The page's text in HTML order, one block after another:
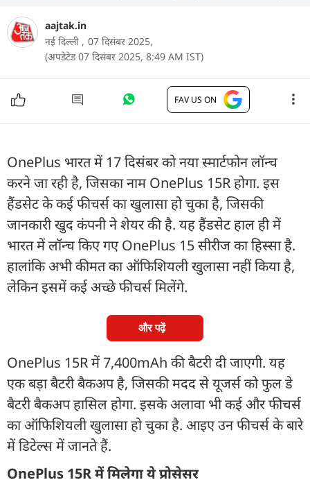
aajtak.in
नई दिल्ली , 07 दिसंबर 2025,
(अपडेटेड 07 दिसंबर 2025, 8:49 AM IST)
FAV US ON
OnePlus भारत में 17 दिसंबर को नया स्मार्टफोन लॉन्च
करने जा रही है, जिसका नाम OnePlus 15R होगा. इस
हैंडसेट के कई फीचर्स का खुलासा हो चुका है, जिसकी
जानकारी खुद कंपनी ने शेयर की है. यह हैंडसेट हाल ही में
भारत में लॉन्च किए गए OnePlus 15 सीरीज का हिस्सा है.
हालांकि अभी कीमत का ऑफिशियली खुलासा नहीं किया है,
लेकिन इसमें कई अच्छे फीचर्स मिलेंगे.
और पढ़ें
OnePlus 15R में 7,400mAh की बैटरी दी जाएगी. यह
एक बड़ा बैटरी बैकअप है, जिसकी मदद से यूजर्स को फुल डे
बैटरी बैकअप हासिल होगा. इसके अलावा भी कई और फीचर्स
का ऑफिशियली खुलासा हो चुका है. आइए उन फीचर्स के बारे
में डिटेल्स में जानते हैं.
OnePlus 15R में मिलेगा ये प्रोसेसर